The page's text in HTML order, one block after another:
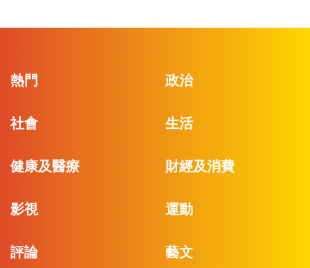
熱門 政治
社會 生活
健康及醫療 財經及消費
影視 運動
評論 藝文